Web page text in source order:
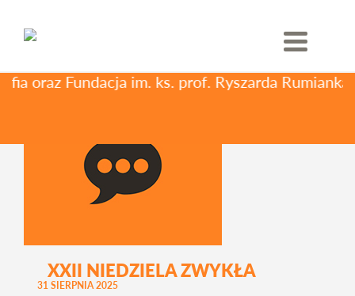
content
Fundacja im. ks. prof. Ryszarda Rumianka
XXII NIEDZIELA ZWYKŁA
31 SIERPNIA 2025